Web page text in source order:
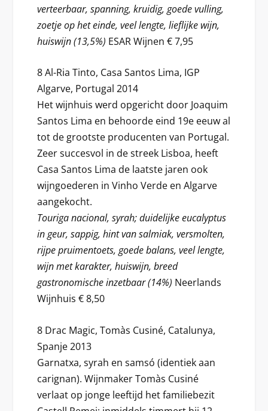
verteerbaar, spanning, kruidig, goede vulling,
zoetje op het einde, veel lengte, lieflijke wijn,
huiswijn (13,5%) ESAR Wijnen € 7,95
8 Al-Ria Tinto, Casa Santos Lima, IGP
Algarve, Portugal 2014
Het wijnhuis werd opgericht door Joaquim
Santos Lima en behoorde eind 19e eeuw al
tot de grootste producenten van Portugal.
Zeer succesvol in de streek Lisboa, heeft
Casa Santos Lima de laatste jaren ook
wijngoederen in Vinho Verde en Algarve
aangekocht.
Touriga nacional, syrah; duidelijke eucalyptus
in geur, sappig, hint van salmiak, versmolten,
rijpe pruimentoets, goede balans, veel lengte,
wijn met karakter, huiswijn, breed
gastronomische inzetbaar (14%) Neerlands
Wijnhuis € 8,50
8 Drac Magic, Tomàs Cusiné, Catalunya,
Spanje 2013
Garnatxa, syrah en samsó (identiek aan
carignan). Wijnmaker Tomàs Cusiné
verlaat op jonge leeftijd het familiebezit